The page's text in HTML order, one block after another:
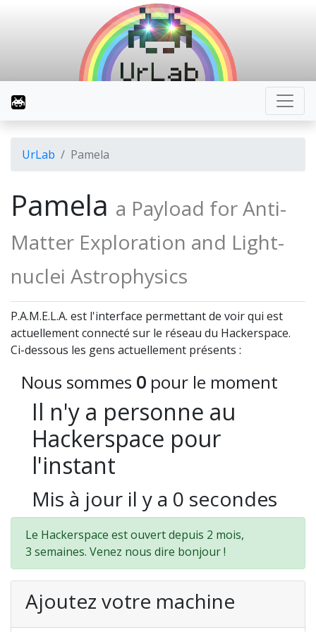
UrLab Pamela
Pamela a Payload for Anti-
Matter Exploration and Light-
nuclei Astrophysics
P.A.M.E.L.A. est l'interface permettant de voir qui est
actuellement connecté sur le réseau du Hackerspace.
Ci-dessous les gens actuellement présents :
Nous sommes 0 pour le moment
Il n'y a personne au
Hackerspace pour
l'instant
Mis à jour il y a 0 secondes
Le Hackerspace est ouvert depuis 2 mois,
3 semaines. Venez nous dire bonjour !
Ajoutez votre machine